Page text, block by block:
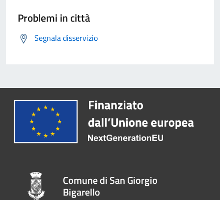
Problemi in città
Segnala disservizio
Comune di San Giorgio
Bigarello